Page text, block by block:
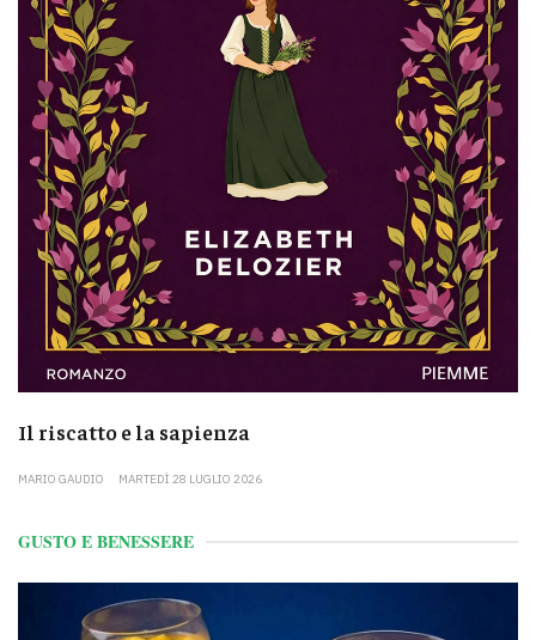
Il riscatto e la sapienza
MARIO GAUDIO MARTEDÌ 28 LUGLIO 2026
GUSTO E BENESSERE